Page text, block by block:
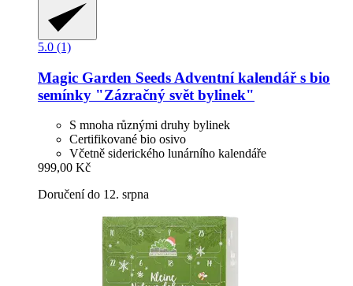
5.0 (1)
Magic Garden Seeds Adventní kalendář s bio
semínky "Zázračný svět bylinek"
S mnoha různými druhy bylinek
Certifikované bio osivo
Včetně siderického lunárního kalendáře
999,00 Kč
Doručení do 12. srpna